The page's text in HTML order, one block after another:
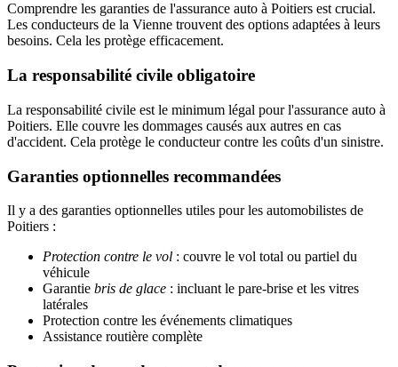
Comprendre les garanties de l'assurance auto à Poitiers est crucial.
Les conducteurs de la Vienne trouvent des options adaptées à leurs
besoins. Cela les protège efficacement.
La responsabilité civile obligatoire
La responsabilité civile est le minimum légal pour l'assurance auto à
Poitiers. Elle couvre les dommages causés aux autres en cas
d'accident. Cela protège le conducteur contre les coûts d'un sinistre.
Garanties optionnelles recommandées
Il y a des garanties optionnelles utiles pour les automobilistes de
Poitiers :
Protection contre le vol : couvre le vol total ou partiel du
véhicule
Garantie bris de glace : incluant le pare-brise et les vitres
latérales
Protection contre les événements climatiques
Assistance routière complète